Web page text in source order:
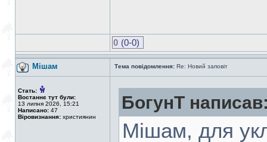
0 (0-0)
Мішам Тема повідомлення: Re: Новий заповіт
Стать:
Востаннє тут були:
13 липня 2026, 15:21
Написано: 47
Віровизнання: християнин
БогунТ
Мішам, для